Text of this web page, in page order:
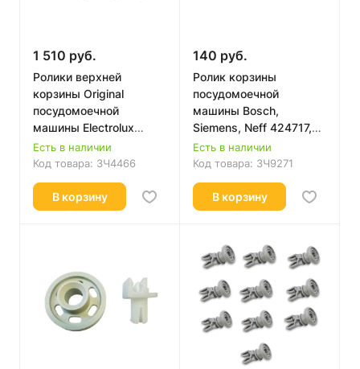
1 510 руб.
Ролики верхней
корзины Original
посудомоечной
машины Electrolux
50269970005
Есть в наличии
Код товара: ЗЧ4466
В корзину
140 руб.
Ролик корзины
посудомоечной
машины Bosch,
Siemens, Neff 424717,
00066321
Есть в наличии
Код товара: ЗЧ9271
В корзину